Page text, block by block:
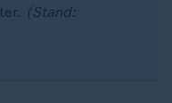
(Stand: